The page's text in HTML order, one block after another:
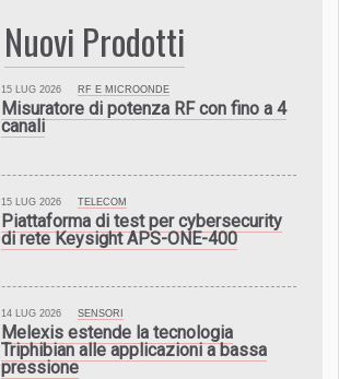
Nuovi Prodotti
15 LUG 2026 RF E MICROONDE
Misuratore di potenza RF con fino a 4
canali
15 LUG 2026 TELECOM
Piattaforma di test per cybersecurity
di rete Keysight APS-ONE-400
14 LUG 2026 SENSORI
Melexis estende la tecnologia
Triphibian alle applicazioni a bassa
pressione